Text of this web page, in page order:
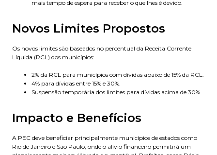
mais tempo de espera para receber o que lhes é devido.
Novos Limites Propostos
Os novos limites são baseados no percentual da Receita Corrente
Líquida (RCL) dos municípios:
2% da RCL para municípios com dívidas abaixo de 15% da RCL.
4% para dívidas entre 15% e 30%.
Suspensão temporária dos limites para dívidas acima de 30%.
Impacto e Benefícios
A PEC deve beneficiar principalmente municípios de estados como
Rio de Janeiro e São Paulo, onde o alívio financeiro permitirá um